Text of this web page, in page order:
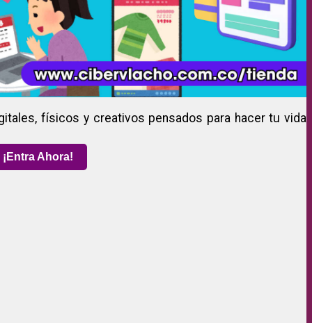
físicos y creativos pensados para hacer tu vida
¡Entra Ahora!